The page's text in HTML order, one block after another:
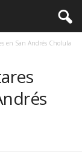
en San Andrés Cholula